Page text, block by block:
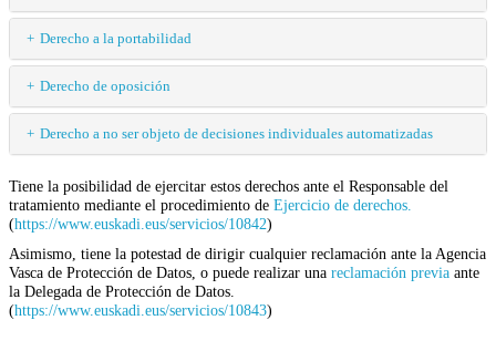
Derecho a la portabilidad
Derecho de oposición
Derecho a no ser objeto de decisiones individuales automatizadas
Tiene la posibilidad de ejercitar estos derechos ante el Responsable del
tratamiento mediante el procedimiento de Ejercicio de derechos.
(https://www.euskadi.eus/servicios/10842)
Asimismo, tiene la potestad de dirigir cualquier reclamación ante la Agencia
Vasca de Protección de Datos, o puede realizar una reclamación previa ante
la Delegada de Protección de Datos.
(https://www.euskadi.eus/servicios/10843)